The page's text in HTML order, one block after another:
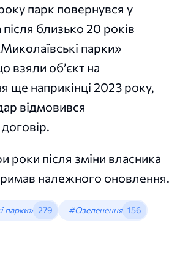
парк повернувся у
після близько 20 років
парки»
взяли об’єкт на
ще наприкінці 2023 року,
відмовився
роки після зміни власника
належного оновлення.
парки» 279 #Озеленення 156